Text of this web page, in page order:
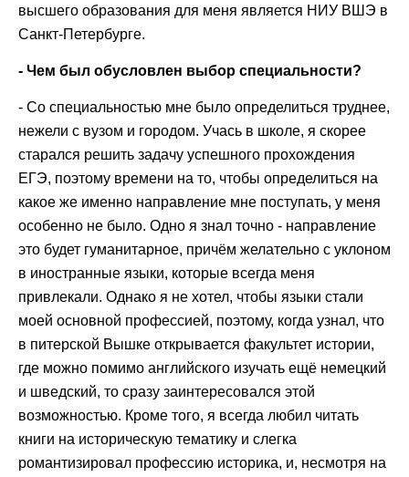
высшего образования для меня является НИУ ВШЭ в
Санкт-Петербурге.
- Чем был обусловлен выбор специальности?
- Со специальностью мне было определиться труднее,
нежели с вузом и городом. Учась в школе, я скорее
старался решить задачу успешного прохождения
ЕГЭ, поэтому времени на то, чтобы определиться на
какое же именно направление мне поступать, у меня
особенно не было. Одно я знал точно - направление
это будет гуманитарное, причём желательно с уклоном
в иностранные языки, которые всегда меня
привлекали. Однако я не хотел, чтобы языки стали
моей основной профессией, поэтому, когда узнал, что
в питерской Вышке открывается факультет истории,
где можно помимо английского изучать ещё немецкий
и шведский, то сразу заинтересовался этой
возможностью. Кроме того, я всегда любил читать
книги на историческую тематику и слегка
романтизировал профессию историка, и, несмотря на